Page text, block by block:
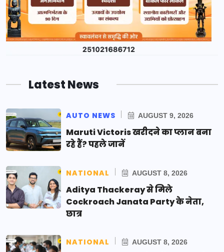
Latest News
AUTO NEWS AUGUST 9, 2026
Maruti Victoris खरीदने का प्लान बना
रहे हैं? पहले जानें
NATIONAL AUGUST 8, 2026
Aditya Thackeray से मिले
Cockroach Janata Party के नेता,
छात्र
NATIONAL AUGUST 8, 2026